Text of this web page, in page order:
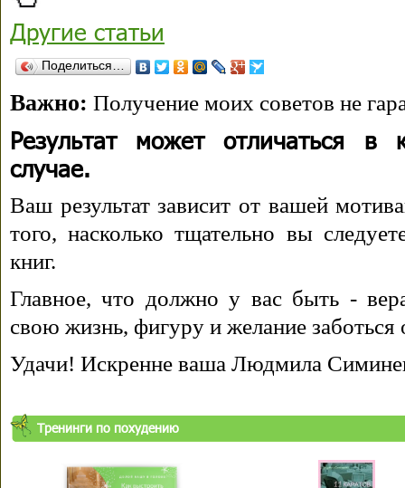
Другие статьи
Поделиться…
Важно: Получение моих советов не
Результат может отличаться в
случае.
Ваш результат зависит от вашей
того, насколько тщательно вы
книг.
Главное, что должно у вас быть -
свою жизнь, фигуру и желание заботься
Удачи! Искренне ваша Людмила
Тренинги по похудению